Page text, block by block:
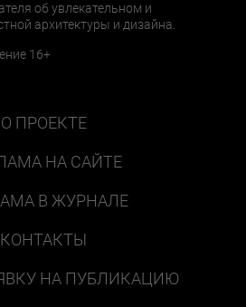
об увлекательном и
архитектуры и дизайна.
16+
О ПРОЕКТЕ
НА САЙТЕ
В ЖУРНАЛЕ
КОНТАКТЫ
НА ПУБЛИКАЦИЮ